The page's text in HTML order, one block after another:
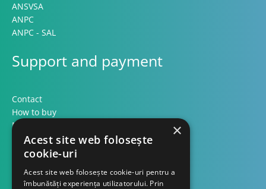
ANSVSA
ANPC
ANPC - SAL
Support and payment
Contact
How to buy
Methods of payment
Formular retur
Contact
×
Acest site web folosește
cookie-uri
Acest site web folosește cookie-uri pentru a
îmbunătăți experiența utilizatorului. Prin